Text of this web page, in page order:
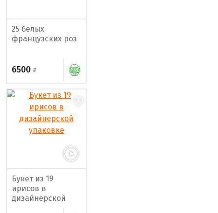
25 белых
французских роз
6500
Букет из 19
ирисов в
дизайнерской